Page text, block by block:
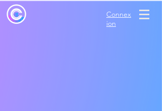
Connex
ion